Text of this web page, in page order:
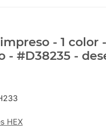
- 1 color
- #D38235 -
HEX